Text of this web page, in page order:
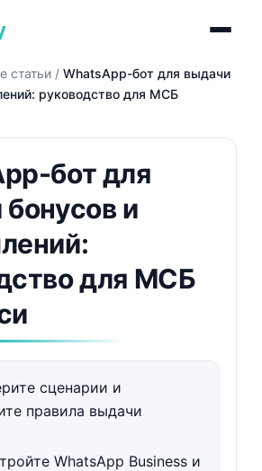
статьи/ WhatsApp-бот для выдачи
руководство для МСБ
бот для
и
для МСБ
сценарии и
правила выдачи
WhatsApp Business и